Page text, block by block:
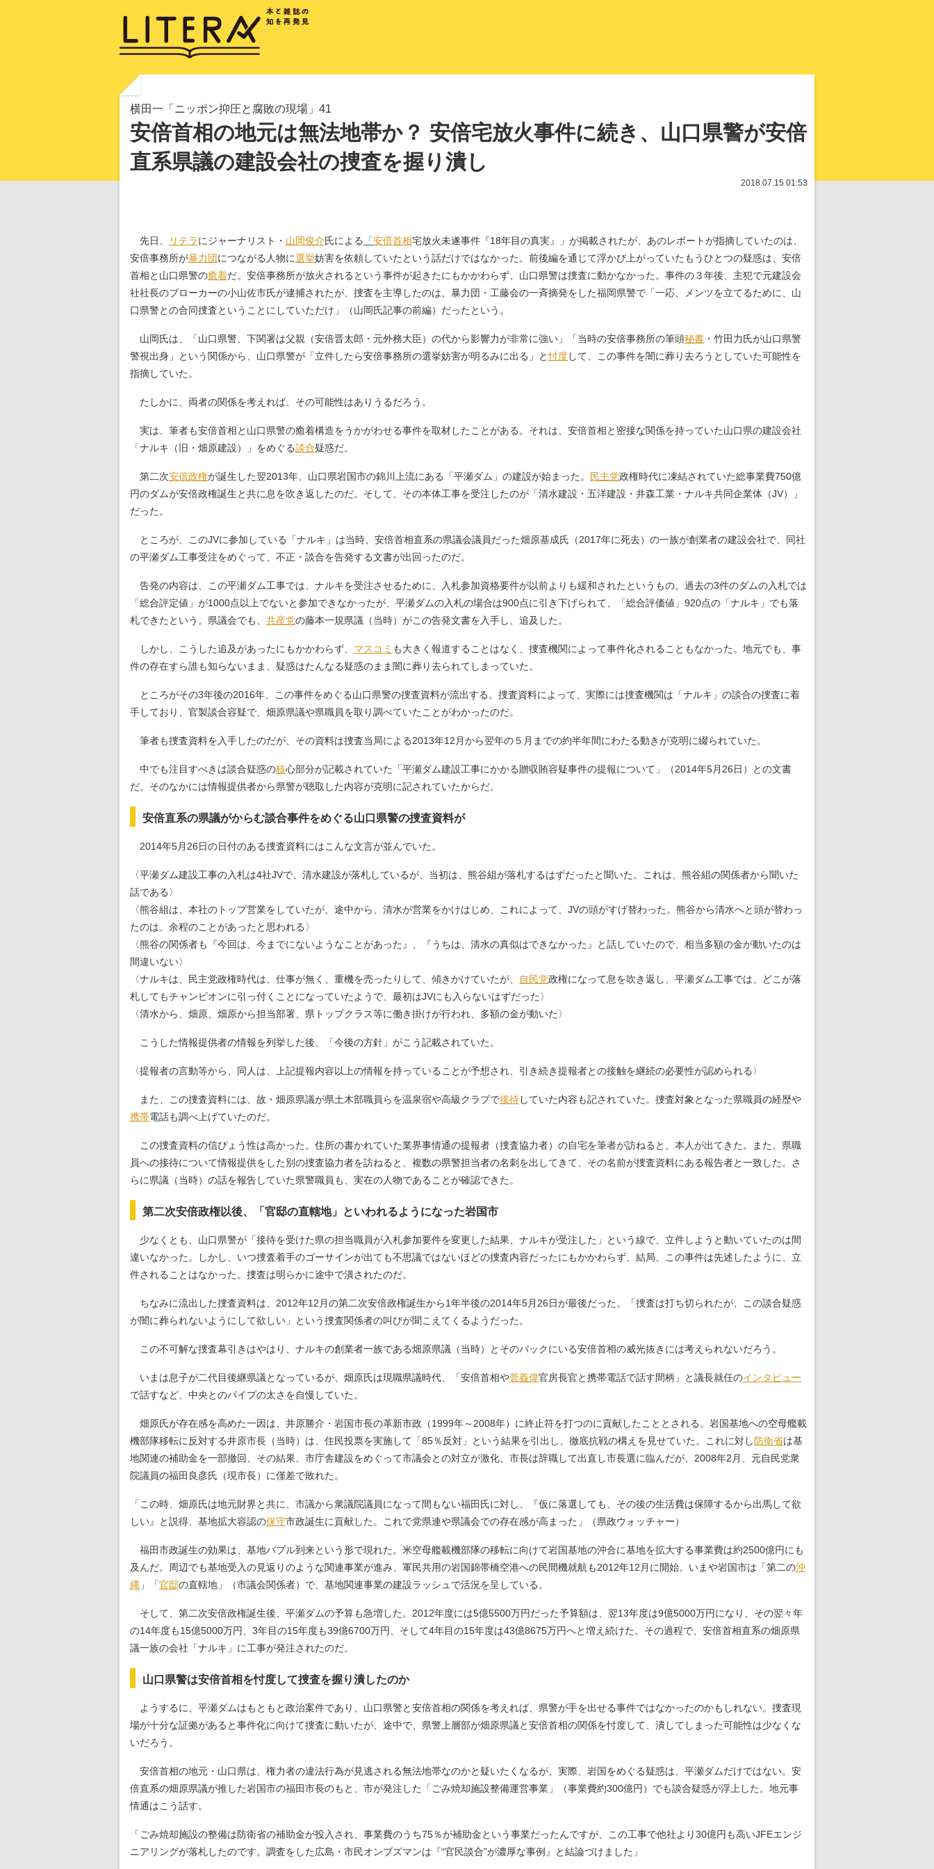
横田一「ニッポン抑圧と腐敗の現場」41
安倍首相の地元は無法地帯か？ 安倍宅放火事件に続き、山口県警が安倍
直系県議の建設会社の捜査を握り潰し
2018.07.15 01:53
先日、 リテラにジャーナリスト・ 山岡俊介氏による 「安倍首相宅放火未遂事件『18年目の真実』」が掲載されたが、あのレポートが指摘していたのは、
安倍事務所が暴力団につながる人物に選挙妨害を依頼していたという話だけではなかった。前後編を通じて浮かび上がっていたもうひとつの疑惑は、安倍
首相と山口県警の癒着だ。安倍事務所が放火されるという事件が起きたにもかかわらず、山口県警は捜査に動かなかった。事件の３年後、主犯で元建設会
社社長のブローカーの小山佐市氏が逮捕されたが、捜査を主導したのは、暴力団・工藤会の一斉摘発をした福岡県警で「一応、メンツを立てるために、山
口県警との合同捜査ということにしていただけ」（山岡氏記事の前編）だったという。
山岡氏は、「山口県警、下関署は父親（安倍晋太郎・元外務大臣）の代から影響力が非常に強い」「当時の安倍事務所の筆頭秘書 ・竹田力氏が山口県警
警視出身」という関係から、山口県警が「立件したら安倍事務所の選挙妨害が明るみに出る」と忖度して、この事件を闇に葬り去ろうとしていた可能性を
指摘していた。
たしかに、両者の関係を考えれば、その可能性はありうるだろう。
実は、筆者も安倍首相と山口県警の癒着構造をうかがわせる事件を取材したことがある。それは、安倍首相と密接な関係を持っていた山口県の建設会社
「ナルキ（旧・畑原建設）」をめぐる談合疑惑だ。
第二次安倍政権が誕生した翌2013年、山口県岩国市の錦川上流にある「平瀬ダム」の建設が始まった。 民主党政権時代に凍結されていた総事業費750億
円のダムが安倍政権誕生と共に息を吹き返したのだ。そして、その本体工事を受注したのが「清水建設・五洋建設・井森工業・ナルキ共同企業体（JV）」
だった。
ところが、このJVに参加している「ナルキ」は当時、安倍首相直系の県議会議員だった畑原基成氏（2017年に死去）の一族が創業者の建設会社で、同社
の平瀬ダム工事受注をめぐって、不正・談合を告発する文書が出回ったのだ。
告発の内容は、この平瀬ダム工事では、ナルキを受注させるために、入札参加資格要件が以前よりも緩和されたというもの。過去の3件のダムの入札では
「総合評定値」が1000点以上でないと参加できなかったが、平瀬ダムの入札の場合は900点に引き下げられて、「総合評価値」920点の「ナルキ」でも落
札できたという。県議会でも、 共産党の藤本一規県議（当時）がこの告発文書を入手し、追及した。
しかし、こうした追及があったにもかかわらず、 マスコミ も大きく報道することはなく、捜査機関によって事件化されることもなかった。地元でも、事
件の存在すら誰も知らないまま、疑惑はたんなる疑惑のまま闇に葬り去られてしまっていた。
ところがその3年後の2016年、この事件をめぐる山口県警の捜査資料が流出する。捜査資料によって、実際には捜査機関は「ナルキ」の談合の捜査に着
手しており、官製談合容疑で、畑原県議や県職員を取り調べていたことがわかったのだ。
筆者も捜査資料を入手したのだが、その資料は捜査当局による2013年12月から翌年の５月までの約半年間にわたる動きが克明に綴られていた。
中でも注目すべきは談合疑惑の核心部分が記載されていた「平瀬ダム建設工事にかかる贈収賄容疑事件の提報について」（2014年5月26日）との文書
だ。そのなかには情報提供者から県警が聴取した内容が克明に記されていたからだ。
安倍直系の県議がからむ談合事件をめぐる山口県警の捜査資料が
2014年5月26日の日付のある捜査資料にはこんな文言が並んでいた。
〈平瀬ダム建設工事の入札は4社JVで、清水建設が落札しているが、当初は、熊谷組が落札するはずだったと聞いた。これは、熊谷組の関係者から聞いた
話である〉
〈熊谷組は、本社のトップ営業をしていたが、途中から、清水が営業をかけはじめ、これによって、JVの頭がすげ替わった。熊谷から清水へと頭が替わっ
たのは、余程のことがあったと思われる〉
〈熊谷の関係者も『今回は、今までにないようなことがあった』、『うちは、清水の真似はできなかった』と話していたので、相当多額の金が動いたのは
間違いない〉
〈ナルキは、民主党政権時代は、仕事が無く、重機を売ったりして、傾きかけていたが、
自民党政権になって息を吹き返し、平瀬ダム工事では、どこが落
札してもチャンピオンに引っ付くことになっていたようで、最初はJVにも入らないはずだった〉
〈清水から、畑原、畑原から担当部署、県トップクラス等に働き掛けが行われ、多額の金が動いた〉
こうした情報提供者の情報を列挙した後、「今後の方針」がこう記載されていた。
〈提報者の言動等から、同人は、上記提報内容以上の情報を持っていることが予想され、引き続き提報者との接触を継続の必要性が認められる〉
また、この捜査資料には、故・畑原県議が県土木部職員らを温泉宿や高級クラブで接待していた内容も記されていた。捜査対象となった県職員の経歴や
携帯電話も調べ上げていたのだ。
この捜査資料の信ぴょう性は高かった。住所の書かれていた業界事情通の提報者（捜査協力者）の自宅を筆者が訪ねると、本人が出てきた。また、県職
員への接待について情報提供をした別の捜査協力者を訪ねると、複数の県警担当者の名刺を出してきて、その名前が捜査資料にある報告者と一致した。さ
らに県議（当時）の話を報告していた県警職員も、実在の人物であることが確認できた。
第二次安倍政権以後、「官邸の直轄地」といわれるようになった岩国市
少なくとも、山口県警が「接待を受けた県の担当職員が入札参加要件を変更した結果、ナルキが受注した」という線で、立件しようと動いていたのは間
違いなかった。しかし、いつ捜査着手のゴーサインが出ても不思議ではないほどの捜査内容だったにもかかわらず、結局、この事件は先述したように、立
件されることはなかった。捜査は明らかに途中で潰されたのだ。
ちなみに流出した捜査資料は、2012年12月の第二次安倍政権誕生から1年半後の2014年5月26日が最後だった。「捜査は打ち切られたが、この談合疑惑
が闇に葬られないようにして欲しい」という捜査関係者の叫びが聞こえてくるようだった。
この不可解な捜査幕引きはやはり、ナルキの創業者一族である畑原県議（当時）とそのバックにいる安倍首相の威光抜きには考えられないだろう。
いまは息子が二代目後継県議となっているが、畑原氏は現職県議時代、「安倍首相や菅義偉官房長官と携帯電話で話す間柄」と議長就任のインタビュー
で話すなど、中央とのパイプの太さを自慢していた。
畑原氏が存在感を高めた一因は、井原勝介・岩国市長の革新市政（1999年～2008年）に終止符を打つのに貢献したこととされる。岩国基地への空母艦載
機部隊移転に反対する井原市長（当時）は、住民投票を実施して「85％反対」という結果を引出し、徹底抗戦の構えを見せていた。これに対し防衛省は基
地関連の補助金を一部撤回、その結果、市庁舎建設をめぐって市議会との対立が激化、市長は辞職して出直し市長選に臨んだが、2008年2月、元自民党衆
院議員の福田良彦氏（現市長）に僅差で敗れた。
「この時、畑原氏は地元財界と共に、市議から衆議院議員になって間もない福田氏に対し、『仮に落選しても、その後の生活費は保障するから出馬して欲
しい』と説得、基地拡大容認の保守市政誕生に貢献した。これで党県連や県議会での存在感が高まった」（県政ウォッチャー）
福田市政誕生の効果は、基地バブル到来という形で現れた。米空母艦載機部隊の移転に向けて岩国基地の沖合に基地を拡大する事業費は約2500億円にも
及んだ。周辺でも基地受入の見返りのような関連事業が進み、軍民共用の岩国錦帯橋空港への民間機就航も2012年12月に開始。いまや岩国市は「第二の沖
縄 」「官邸の直轄地」（市議会関係者）で、基地関連事業の建設ラッシュで活況を呈している。
そして、第二次安倍政権誕生後、平瀬ダムの予算も急増した。2012年度には5億5500万円だった予算額は、翌13年度は9億5000万円になり、その翌々年
の14年度も15億5000万円、3年目の15年度も39億6700万円、そして4年目の15年度は43億8675万円へと増え続けた。その過程で、安倍首相直系の畑原県
議一族の会社「ナルキ」に工事が発注されたのだ。
山口県警は安倍首相を忖度して捜査を握り潰したのか
ようするに、平瀬ダムはもともと政治案件であり、山口県警と安倍首相の関係を考えれば、県警が手を出せる事件ではなかったのかもしれない。捜査現
場が十分な証拠があると事件化に向けて捜査に動いたが、途中で、県警上層部が畑原県議と安倍首相の関係を忖度して、潰してしまった可能性は少なくな
いだろう。
安倍首相の地元・山口県は、権力者の違法行為が見逃される無法地帯なのかと疑いたくなるが、実際、岩国をめぐる疑惑は、平瀬ダムだけではない。安
倍直系の畑原県議が推した岩国市の福田市長のもと、市が発注した「ごみ焼却施設整備運営事業」（事業費約300億円）でも談合疑惑が浮上した。地元事
情通はこう話す。
「ごみ焼却施設の整備は防衛省の補助金が投入され、事業費のうち75％が補助金という事業だったんですが、この工事で他社より30億円も高いJFEエンジ
ニアリングが落札したのです。調査をした広島・市民オンブズマンは『“官民談合”が濃厚な事例』と結論づけました」